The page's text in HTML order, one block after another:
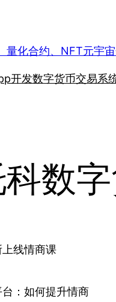
量化合约、NFT元宇
开发数字货币交易系
数
线情商课
：如何提升情商